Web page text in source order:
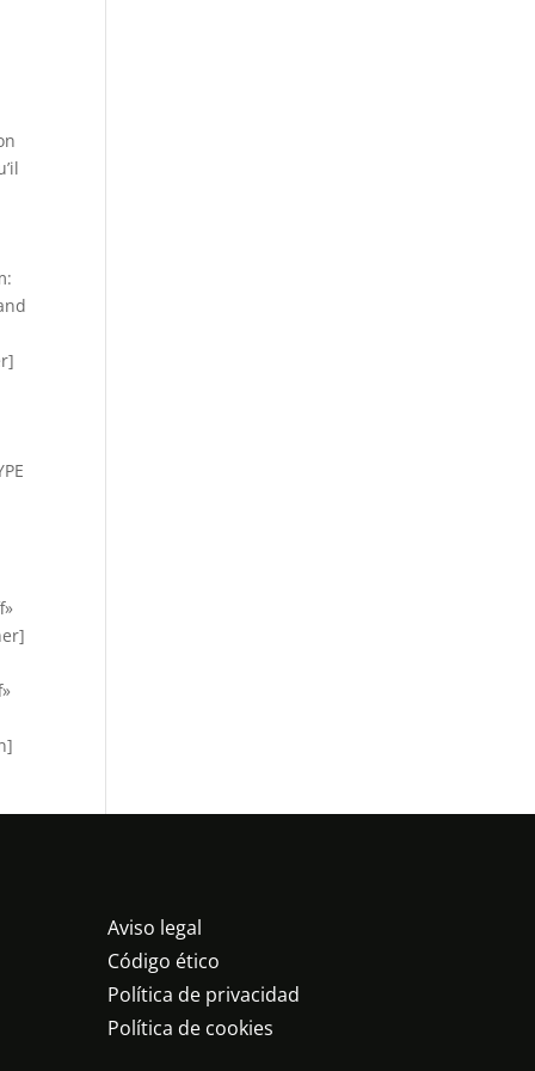
Aviso legal
Código ético
Política de privacidad
Política de cookies